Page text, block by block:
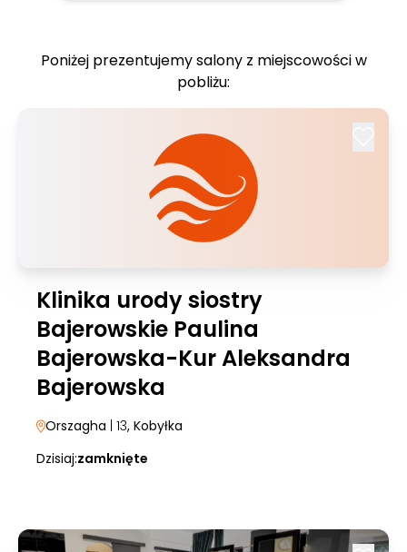
Poniżej prezentujemy salony z miejscowości w
pobliżu:
Klinika urody siostry
Bajerowskie Paulina
Bajerowska-Kur Aleksandra
Bajerowska
Orszagha | 13, Kobyłka
Dzisiaj:zamknięte